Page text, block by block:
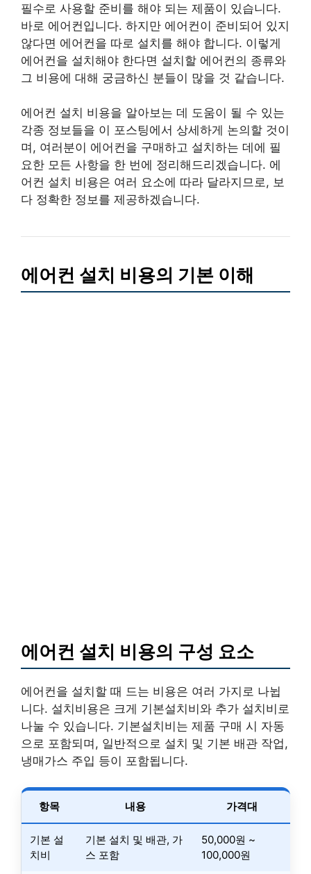
필수로 사용할 준비를 해야 되는 제품이 있습니다.
바로 에어컨입니다. 하지만 에어컨이 준비되어 있지
않다면 에어컨을 따로 설치를 해야 합니다. 이렇게
에어컨을 설치해야 한다면 설치할 에어컨의 종류와
그 비용에 대해 궁금하신 분들이 많을 것 같습니다.
에어컨 설치 비용을 알아보는 데 도움이 될 수 있는
각종 정보들을 이 포스팅에서 상세하게 논의할 것이
며, 여러분이 에어컨을 구매하고 설치하는 데에 필
요한 모든 사항을 한 번에 정리해드리겠습니다. 에
어컨 설치 비용은 여러 요소에 따라 달라지므로, 보
다 정확한 정보를 제공하겠습니다.
에어컨 설치 비용의 기본 이해
에어컨 설치 비용의 구성 요소
에어컨을 설치할 때 드는 비용은 여러 가지로 나뉩
니다. 설치비용은 크게 기본설치비와 추가 설치비로
나눌 수 있습니다. 기본설치비는 제품 구매 시 자동
으로 포함되며, 일반적으로 설치 및 기본 배관 작업,
냉매가스 주입 등이 포함됩니다.
항목 내용 가격대
기본 설
치비
기본 설치 및 배관, 가
스 포함
50,000원 ~
100,000원